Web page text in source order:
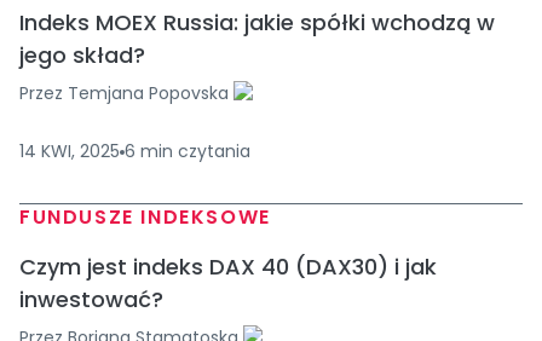
Indeks MOEX Russia: jakie spółki wchodzą w
jego skład?
Przez Temjana Popovska
14 KWI, 2025 6 min czytania
FUNDUSZE INDEKSOWE
Czym jest indeks DAX 40 (DAX30) i jak
inwestować?